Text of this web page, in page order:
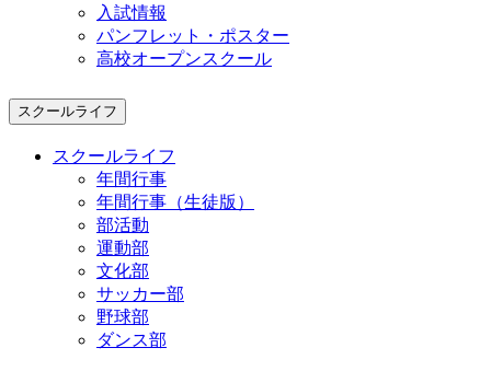
入試情報
パンフレット・ポスター
高校オープンスクール
スクールライフ
スクールライフ
年間行事
年間行事（生徒版）
部活動
運動部
文化部
サッカー部
野球部
ダンス部